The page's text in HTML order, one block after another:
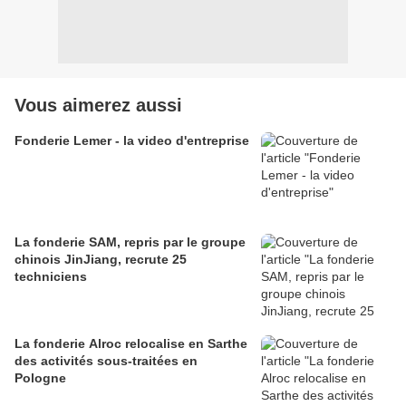
Vous aimerez aussi
Fonderie Lemer - la video d'entreprise
La fonderie SAM, repris par le groupe
chinois JinJiang, recrute 25
techniciens
La fonderie Alroc relocalise en Sarthe
des activités sous-traitées en
Pologne